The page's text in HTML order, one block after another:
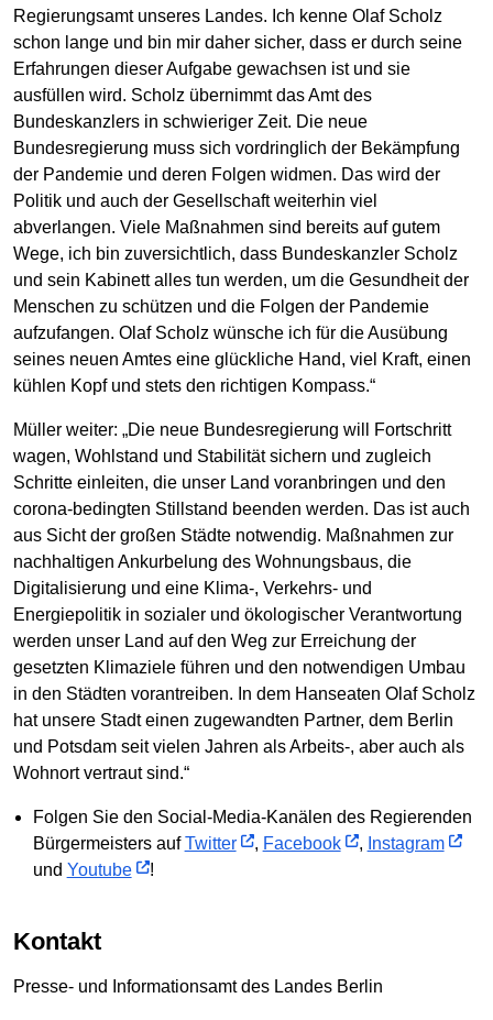
Regierungsamt unseres Landes. Ich kenne Olaf Scholz
schon lange und bin mir daher sicher, dass er durch seine
Erfahrungen dieser Aufgabe gewachsen ist und sie
ausfüllen wird. Scholz übernimmt das Amt des
Bundeskanzlers in schwieriger Zeit. Die neue
Bundesregierung muss sich vordringlich der Bekämpfung
der Pandemie und deren Folgen widmen. Das wird der
Politik und auch der Gesellschaft weiterhin viel
abverlangen. Viele Maßnahmen sind bereits auf gutem
Wege, ich bin zuversichtlich, dass Bundeskanzler Scholz
und sein Kabinett alles tun werden, um die Gesundheit der
Menschen zu schützen und die Folgen der Pandemie
aufzufangen. Olaf Scholz wünsche ich für die Ausübung
seines neuen Amtes eine glückliche Hand, viel Kraft, einen
kühlen Kopf und stets den richtigen Kompass.“
Müller weiter: „Die neue Bundesregierung will Fortschritt
wagen, Wohlstand und Stabilität sichern und zugleich
Schritte einleiten, die unser Land voranbringen und den
corona-bedingten Stillstand beenden werden. Das ist auch
aus Sicht der großen Städte notwendig. Maßnahmen zur
nachhaltigen Ankurbelung des Wohnungsbaus, die
Digitalisierung und eine Klima-, Verkehrs- und
Energiepolitik in sozialer und ökologischer Verantwortung
werden unser Land auf den Weg zur Erreichung der
gesetzten Klimaziele führen und den notwendigen Umbau
in den Städten vorantreiben. In dem Hanseaten Olaf Scholz
hat unsere Stadt einen zugewandten Partner, dem Berlin
und Potsdam seit vielen Jahren als Arbeits-, aber auch als
Wohnort vertraut sind.“
Folgen Sie den Social-Media-Kanälen des Regierenden
Bürgermeisters aufTwitter , Facebook , Instagram
und Youtube !
Kontakt
Presse- und Informationsamt des Landes Berlin